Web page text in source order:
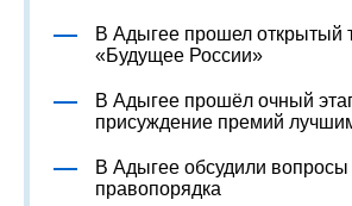
В Адыгее прошел открытый
«Будущее России»
В Адыгее прошёл очный
присуждение премий
В Адыгее обсудили вопросы
правопорядка